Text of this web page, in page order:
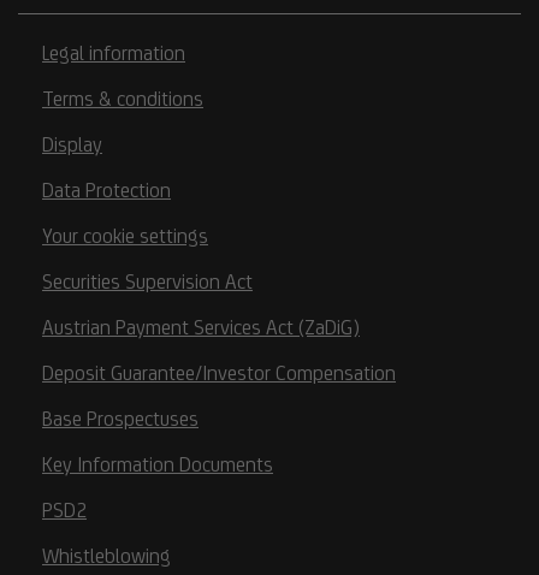
Legal information
Terms & conditions
Display
Data Protection
Your cookie settings
Securities Supervision Act
Austrian Payment Services Act (ZaDiG)
Deposit Guarantee/Investor Compensation
Base Prospectuses
Key Information Documents
PSD2
Whistleblowing